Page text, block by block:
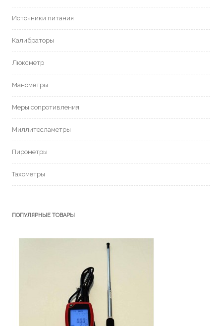
Источники питания
Калибраторы
Люксметр
Манометры
Меры сопротивления
Миллитесламетры
Пирометры
Тахометры
ПОПУЛЯРНЫЕ ТОВАРЫ